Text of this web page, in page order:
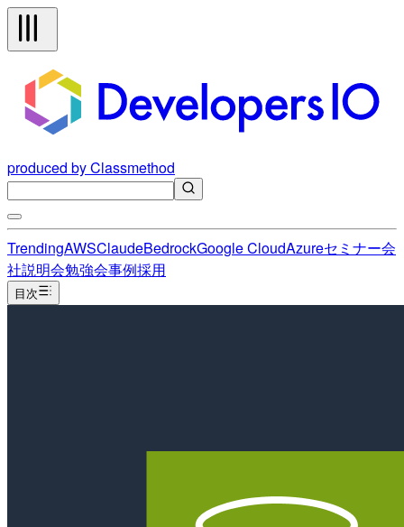
produced by Classmethod
TrendingAWSClaudeBedrockGoogle CloudAzureセミナー会
社説明会勉強会事例採用
目次